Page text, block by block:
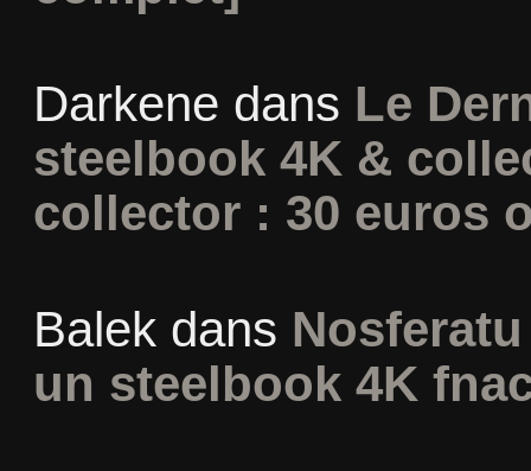
Darkene dans Le
steelbook 4K &
collector : 30 euros
Balekdans
un steelbook 4K